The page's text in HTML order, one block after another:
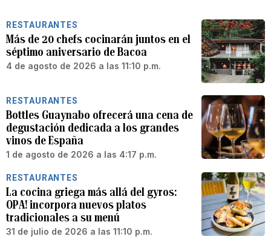
RESTAURANTES
Más de 20 chefs cocinarán juntos en el
séptimo aniversario de Bacoa
4 de agosto de 2026 a las 11:10 p.m.
RESTAURANTES
Bottles Guaynabo ofrecerá una cena de
degustación dedicada a los grandes
vinos de España
1 de agosto de 2026 a las 4:17 p.m.
RESTAURANTES
La cocina griega más allá del gyros:
OPA! incorpora nuevos platos
tradicionales a su menú
31 de julio de 2026 a las 11:10 p.m.